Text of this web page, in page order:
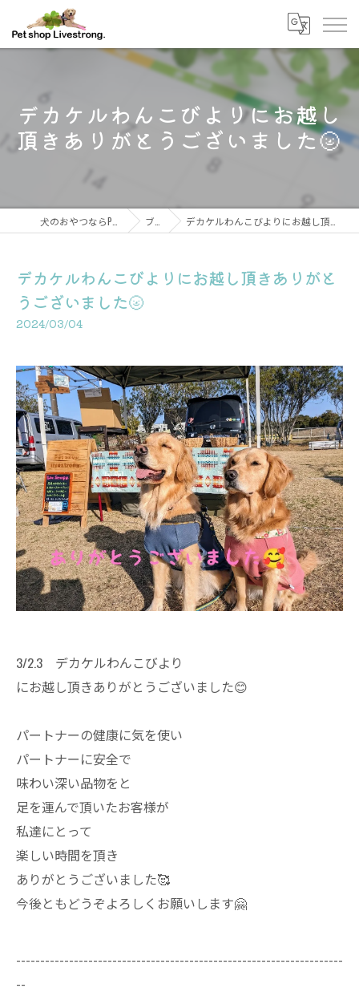
デカケルわんこびよりにお越し
頂きありがとうございました🌝
ブログ デカケルわんこびよりにお越し頂きありがとうございました🌝
デカケルわんこびよりにお越し頂きありがと
うございました🌝
2024/03/04
3/2.3 デカケルわんこびより
にお越し頂きありがとうございました😊
パートナーの健康に気を使い
パートナーに安全で
味わい深い品物をと
足を運んで頂いたお客様が
私達にとって
楽しい時間を頂き
ありがとうございました🥰
今後ともどうぞよろしくお願いします🤗
--------------------------------------------------------------------
--